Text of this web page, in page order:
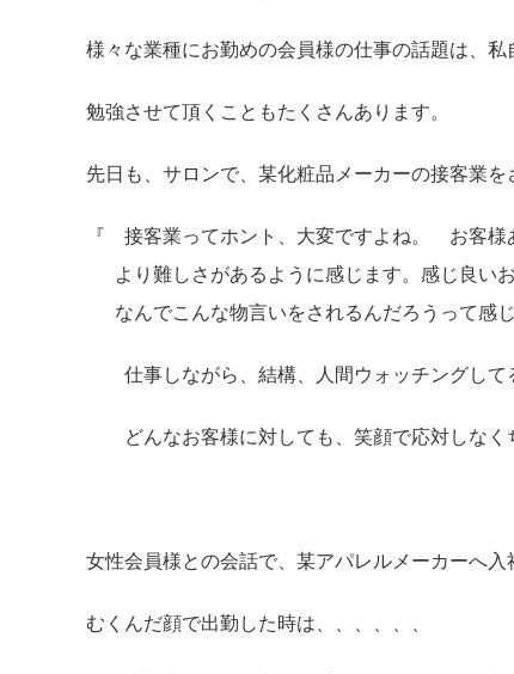
様々な業種にお勤めの会員様の仕事の話題は、私
勉強させて頂くこともたくさんあります。
先日も、サロンで、某化粧品メーカーの接客業を
『 接客業ってホント、大変ですよね。 お客様
より難しさがあるように感じます。感じ良いお
なんでこんな物言いをされるんだろうって感じ
仕事しながら、結構、人間ウォッチングして
どんなお客様に対しても、笑顔で応対しなく
女性会員様との会話で、某アパレルメーカーへ入
むくんだ顔で出勤した時は、、、、、、